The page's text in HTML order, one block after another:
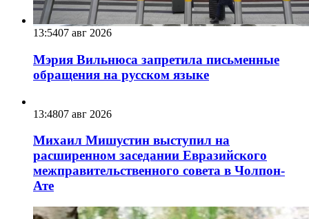
13:5407 авг 2026
Мэрия Вильнюса запретила письменные
обращения на русском языке
13:4807 авг 2026
Михаил Мишустин выступил на
расширенном заседании Евразийского
межправительственного совета в Чолпон-
Ате